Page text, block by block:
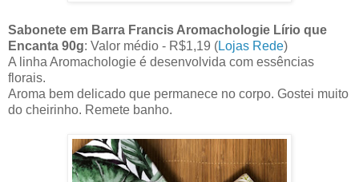
Sabonete em Barra Francis Aromachologie Lírio que
Encanta 90g: Valor médio - R$1,19 (Lojas Rede)
A linha Aromachologie é desenvolvida com essências
florais.
Aroma bem delicado que permanece no corpo. Gostei muito
do cheirinho. Remete banho.